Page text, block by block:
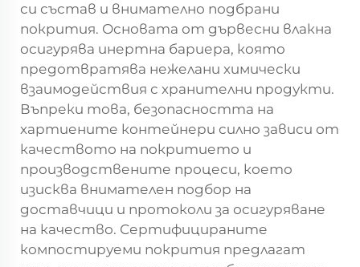
си състав и внимателно подбрани
покрития. Основата от дървесни влакна
осигурява инертна бариера, която
предотвратява нежелани химически
взаимодействия с хранителни продукти.
Въпреки това, безопасността на
хартиените контейнери силно зависи от
качеството на покритието и
производствените процеси, което
изисква внимателен подбор на
доставчици и протоколи за осигуряване
на качество. Сертифицираните
компостируеми покрития предлагат